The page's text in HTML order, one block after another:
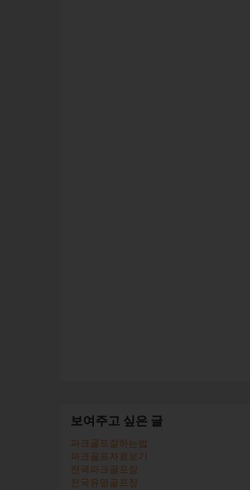
보여주고 싶은 글
파크골프잘하는법
파크골프자료보기
전국파크골프장
전국유명골프장